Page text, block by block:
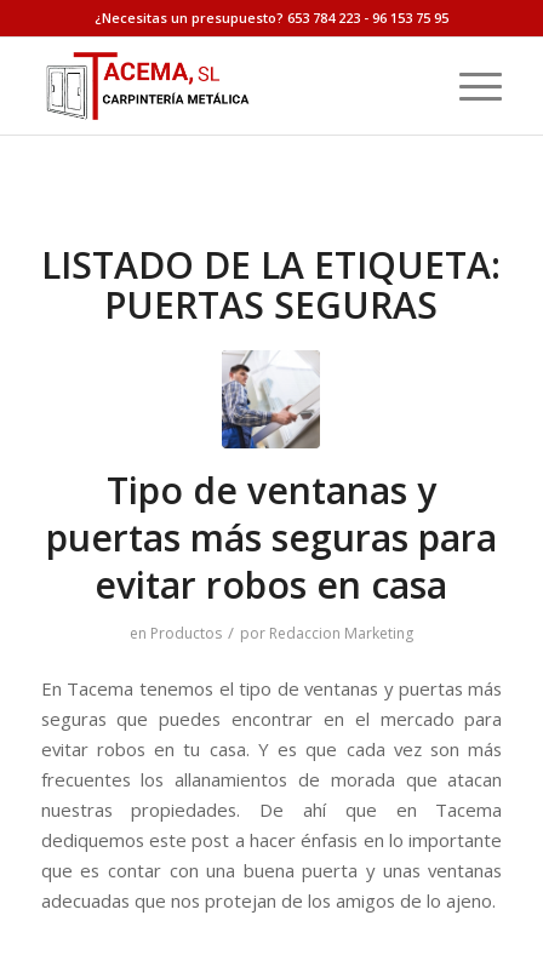
¿Necesitas un presupuesto? 653 784 223 - 96 153 75 95
LISTADO DE LA ETIQUETA:
PUERTAS SEGURAS
Tipo de ventanas y
puertas más seguras para
evitar robos en casa
en Productos / por Redaccion Marketing
En Tacema tenemos el tipo de ventanas y puertas más
seguras que puedes encontrar en el mercado para
evitar robos en tu casa. Y es que cada vez son más
frecuentes los allanamientos de morada que atacan
nuestras propiedades. De ahí que en Tacema
dediquemos este post a hacer énfasis en lo importante
que es contar con una buena puerta y unas ventanas
adecuadas que nos protejan de los amigos de lo ajeno.